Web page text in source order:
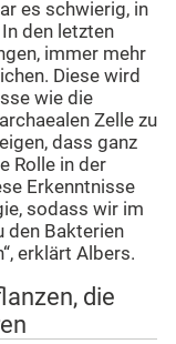
es schwierig, in
den letzten
immer mehr
Diese wird
wie die
Zelle zu
dass ganz
Rolle in der
Erkenntnisse
sodass wir im
den Bakterien
erklärt Albers.
die